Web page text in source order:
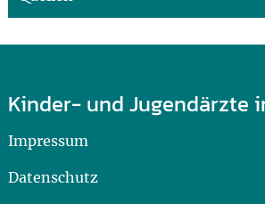
Kinder- und Jugendärzte
Impressum
Datenschutz